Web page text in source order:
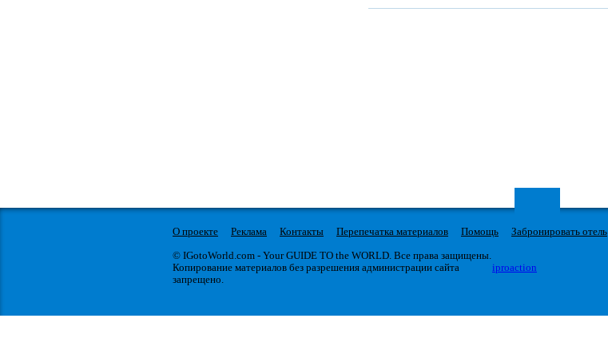
О проекте Реклама Контакты Перепечатка материалов Помощь
Забронировать отель
© IGotoWorld.com - Your GUIDE TO the WORLD. Все права защищены.
Копирование материалов без разрешения администрации сайта
запрещено.
iproaction